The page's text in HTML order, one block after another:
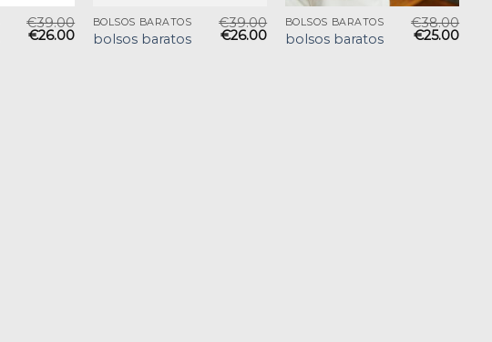
€39.00
€26.00
BOLSOS BARATOS
bolsos baratos
€39.00
€26.00
BOLSOS BARATOS
bolsos baratos
€38.00
€25.00